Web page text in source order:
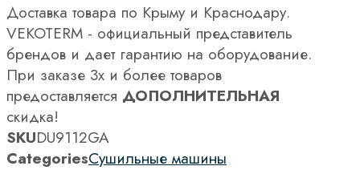
Доставка товара по Крыму и Краснодару.
VEKOTERM - официальный представитель
брендов и дает гарантию на оборудование.
При заказе 3х и более товаров
предоставляется ДОПОЛНИТЕЛЬНАЯ
скидка!
SKUDU9112GA
CategoriesСушильные машины